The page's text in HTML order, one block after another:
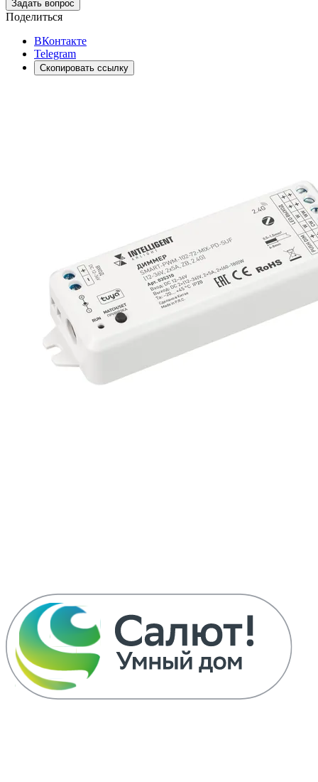
Задать вопрос
Поделиться
ВКонтакте
Telegram
Скопировать ссылку